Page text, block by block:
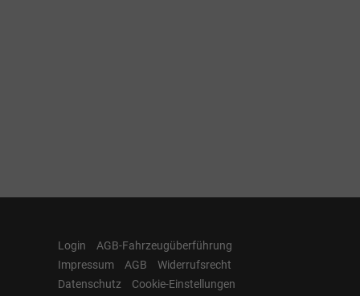
Login
AGB-Fahrzeugüberführung
Impressum
AGB
Widerrufsrecht
Datenschutz
Cookie-Einstellungen